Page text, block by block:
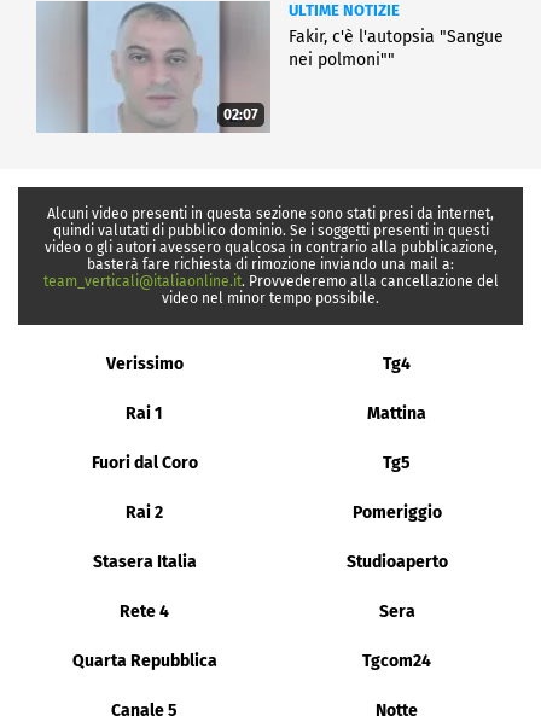
02:07
ULTIME NOTIZIE
Fakir, c'è l'autopsia "Sangue
nei polmoni""
Alcuni video presenti in questa sezione sono stati presi da internet,
quindi valutati di pubblico dominio. Se i soggetti presenti in questi
video o gli autori avessero qualcosa in contrario alla pubblicazione,
basterà fare richiesta di rimozione inviando una mail a:
team_verticali@italiaonline.it. Provvederemo alla cancellazione del
video nel minor tempo possibile.
Verissimo Tg4
Rai 1 Mattina
Fuori dal Coro Tg5
Rai 2 Pomeriggio
Stasera Italia Studioaperto
Rete 4 Sera
Quarta Repubblica Tgcom24
Canale 5 Notte